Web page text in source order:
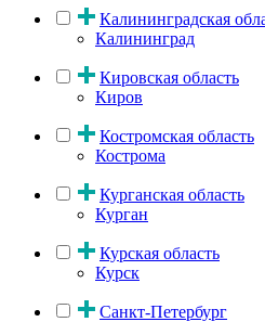
Калининградская
Калининград
Кировская область
Киров
Костромская область
Кострома
Курганская область
Курган
Курская область
Курск
Санкт-Петербург